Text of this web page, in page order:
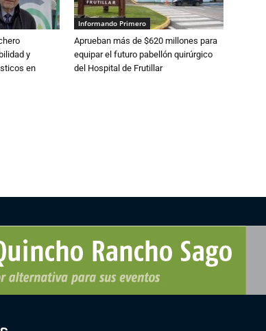
y
en
Informando Primero
Aprueban más de $620 millones para
equipar el futuro pabellón quirúrgico
del Hospital de Frutillar